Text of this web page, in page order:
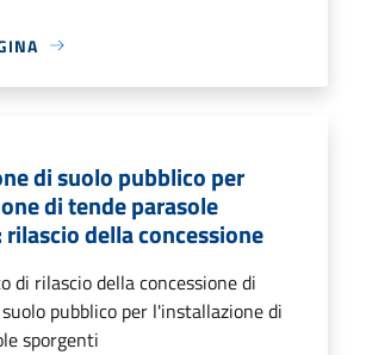
di suolo pubblico per
di tende parasole
della concessione
di rilascio della concessione di
pubblico per l'installazione di
sporgenti